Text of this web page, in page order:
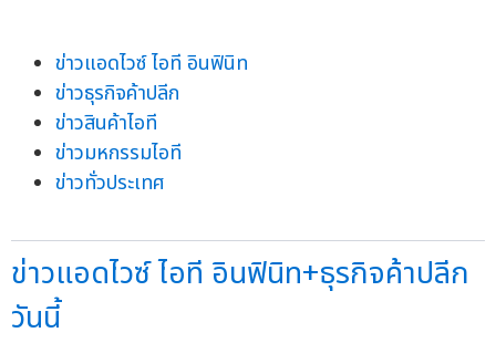
ข่าวแอดไวซ์ ไอที อินฟินิท
ข่าวธุรกิจค้าปลีก
ข่าวสินค้าไอที
ข่าวมหกรรมไอที
ข่าวทั่วประเทศ
ข่าวแอดไวซ์ ไอที อินฟินิท+ธุรกิจค้าปลีก
วันนี้